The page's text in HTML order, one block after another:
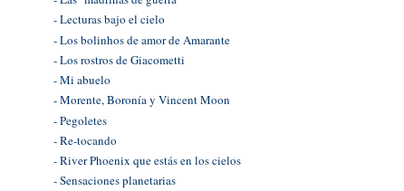
- Lecturas bajo el cielo
- Los bolinhos de amor de Amarante
- Los rostros de Giacometti
- Mi abuelo
- Morente, Boronía y Vincent Moon
- Pegoletes
- Re-tocando
- River Phoenix que estás en los cielos
- Sensaciones planetarias